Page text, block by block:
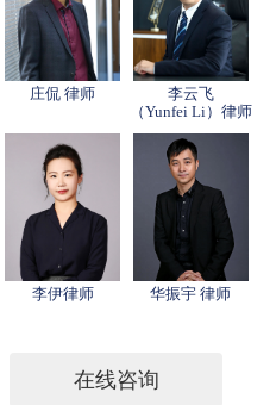
庄侃 律师
李云飞
（Yunfei Li）律师
李伊律师 华振宇 律师
在线咨询